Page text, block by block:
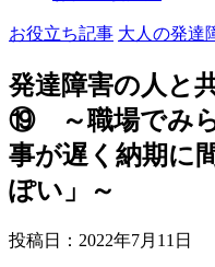
お役立ち記事 大人の発達
発達障害の人と
⑲ ～職場でみ
事が遅く納期に
ぽい」～
投稿日： 2022年7月11日